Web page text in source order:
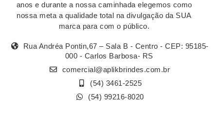
anos e durante a nossa caminhada elegemos como
nossa meta a qualidade total na divulgação da SUA
marca para com o público.
Rua Andréa Pontin,67 – Sala B - Centro - CEP: 95185-
000 - Carlos Barbosa- RS
comercial@aplikbrindes.com.br
(54) 3461-2525
(54) 99216-8020